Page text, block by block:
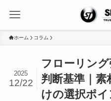
ホーム コラム
フローリン
判断基準｜素
けの選択ポイ
2025
12/22